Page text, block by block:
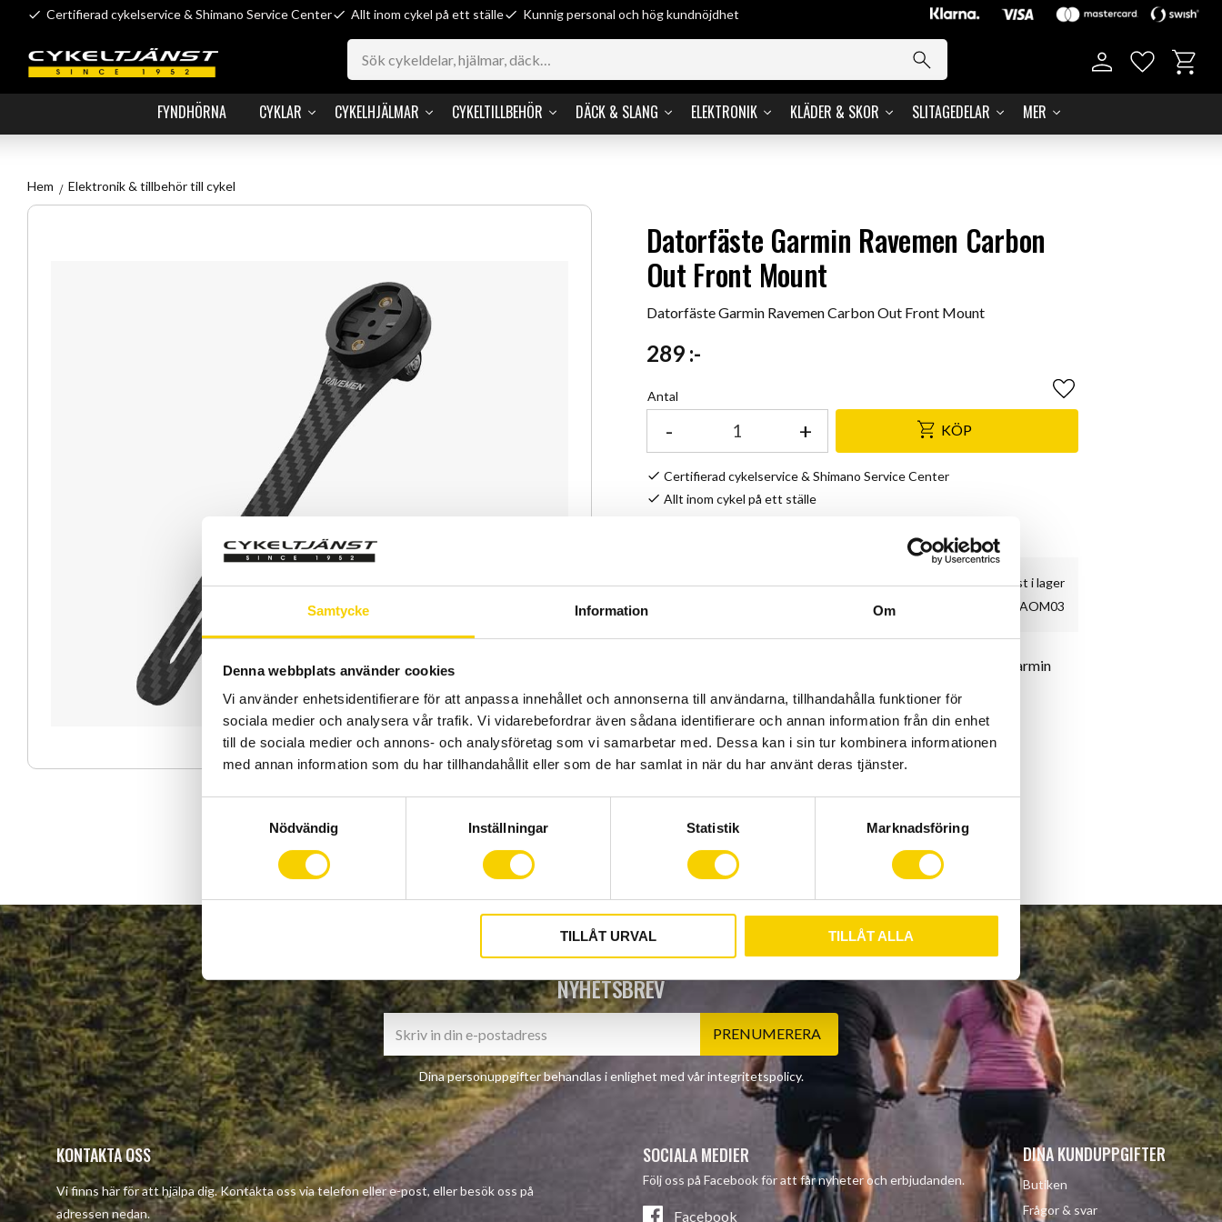
Samtycke Information Om
Denna webbplats använder cookies
Vi använder enhetsidentifierare för att anpassa innehållet och annonserna till användarna, tillhandahålla funktioner för
sociala medier och analysera vår trafik. Vi vidarebefordrar även sådana identifierare och annan information från din enhet
till de sociala medier och annons- och analysföretag som vi samarbetar med. Dessa kan i sin tur kombinera informationen
med annan information som du har tillhandahållit eller som de har samlat in när du har använt deras tjänster.
k
e
s
v
a
l
Nödvändig Inställningar Statistik Marknadsföring
TILLÅT URVAL TILLÅT ALLA
Certifierad cykelservice & Shimano Service Center Allt inom cykel på ett ställe Kunnig personal och hög kundnöjdhet
FYNDHÖRNA CYKLAR CYKELHJÄLMAR CYKELTILLBEHÖR DÄCK & SLANG ELEKTRONIK KLÄDER & SKOR SLITAGEDELAR MER
Favoriter
Hem Elektronik & tillbehör till cykel
Datorfäste Garmin Ravemen Carbon
Out Front Mount
Datorfäste Garmin Ravemen Carbon Out Front Mount
289:-
Antal
+
- KÖP
Lägg till i favoriter
Certifierad cykelservice & Shimano Service Center
Allt inom cykel på ett ställe
Lagerstatus
5 st i lager
AOM03
Fäste till integrerad styrkombo för att kunna använda din Garmin
GoPro adapter till kamera eller framlampa.
NYHETSBREV
PRENUMERERA
Dina personuppgifter behandlas i enlighet med vårintegritetspolicy.
KONTAKTA OSS
Vi finns här för att hjälpa dig. Kontakta oss via telefon eller e-post, eller besök oss på
adressen nedan.
SOCIALA MEDIER
Följ oss på Facebook för att får nyheter och erbjudanden.
Facebook
DINA KUNDUPPGIFTER
Butiken
Frågor & svar